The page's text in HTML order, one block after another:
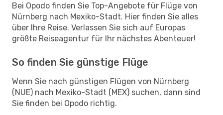
Bei Opodo finden Sie Top-Angebote für Flüge von
Nürnberg nach Mexiko-Stadt. Hier finden Sie alles
über Ihre Reise. Verlassen Sie sich auf Europas
größte Reiseagentur für Ihr nächstes Abenteuer!
So finden Sie günstige Flüge
Wenn Sie nach günstigen Flügen von Nürnberg
(NUE) nach Mexiko-Stadt (MEX) suchen, dann sind
Sie finden bei Opodo richtig.